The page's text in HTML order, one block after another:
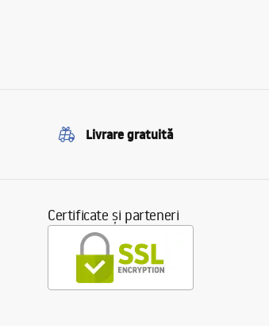
Livrare gratuită
Certificate și parteneri